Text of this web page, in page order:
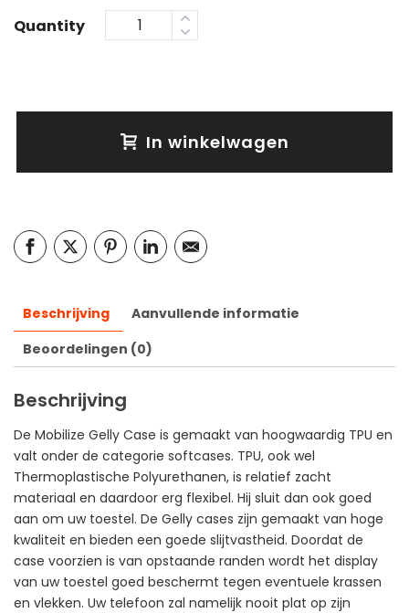
Quantity
In winkelwagen
Beschrijving
Aanvullende informatie
Beoordelingen (0)
Beschrijving
De Mobilize Gelly Case is gemaakt van hoogwaardig TPU en
valt onder de categorie softcases. TPU, ook wel
Thermoplastische Polyurethanen, is relatief zacht
materiaal en daardoor erg flexibel. Hij sluit dan ook goed
aan om uw toestel. De Gelly cases zijn gemaakt van hoge
kwaliteit en bieden een goede slijtvastheid. Doordat de
case voorzien is van opstaande randen wordt het display
van uw toestel goed beschermt tegen eventuele krassen
en vlekken. Uw telefoon zal namelijk nooit plat op zijn